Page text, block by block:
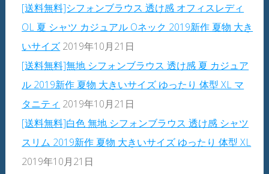
[送料無料]シフォンブラウス 透け感 オフィスレディ
OL 夏 シャツ カジュアル Oネック 2019新作 夏物 大き
いサイズ 2019年10月21日
[送料無料]無地 シフォンブラウス 透け感 夏 カジュア
ル 2019新作 夏物 大きいサイズ ゆったり 体型 XL マ
タニティ 2019年10月21日
[送料無料]白色 無地 シフォンブラウス 透け感 シャツ
スリム 2019新作 夏物 大きいサイズ ゆったり 体型 XL
2019年10月21日